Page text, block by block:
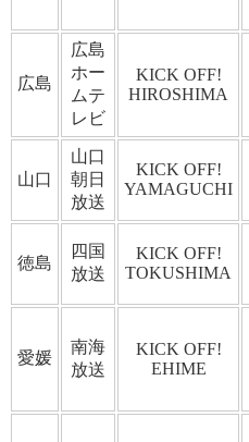
広島
広島
ホー
ムテ
レビ
KICK OFF!
HIROSHIMA
山口
山口
朝日
放送
KICK OFF!
YAMAGUCHI
徳島
四国
放送
KICK OFF!
TOKUSHIMA
愛媛
南海
放送
KICK OFF!
EHIME